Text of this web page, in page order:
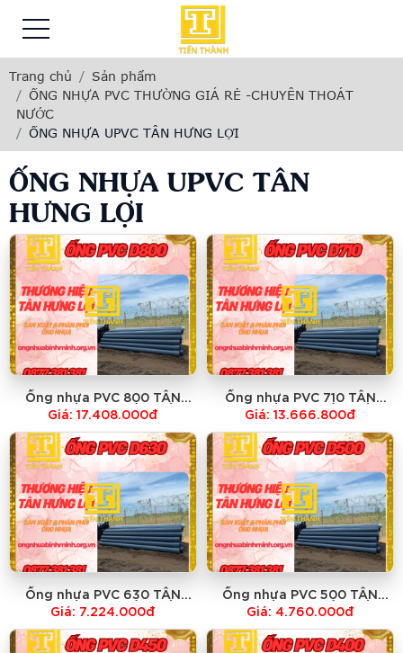
Trang chủ
Sản phẩm
ỐNG NHỰA PVC THƯỜNG GIÁ RẺ -CHUYÊN THOÁT
NƯỚC
ỐNG NHỰA UPVC TÂN HƯNG LỢI
ỐNG NHỰA UPVC TÂN
HƯNG LỢI
Ống nhựa PVC 800 TÂN
HƯNG LỢI-GIÁ RẺ NHẤT
Giá: 17.408.000đ
Ống nhựa PVC 710 TÂN
HƯNG LỢI-GIÁ RẺ NHẤT
Giá: 13.666.800đ
Ống nhựa PVC 630 TÂN
HƯNG LỢI-GIÁ RẺ NHẤT
Giá: 7.224.000đ
Ống nhựa PVC 500 TÂN
HƯNG LỢI-GIÁ RẺ NHẤT
Giá: 4.760.000đ